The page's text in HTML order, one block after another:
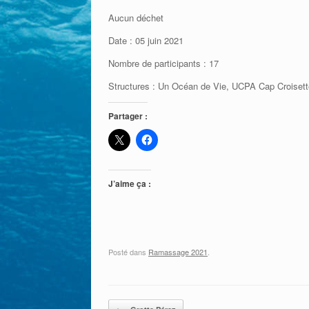
Aucun déchet
Date : 05 juin 2021
Nombre de participants : 17
Structures : Un Océan de Vie, UCPA Cap
Partager :
J’aime ça :
Posté dans Ramassage 2021
Post navigation